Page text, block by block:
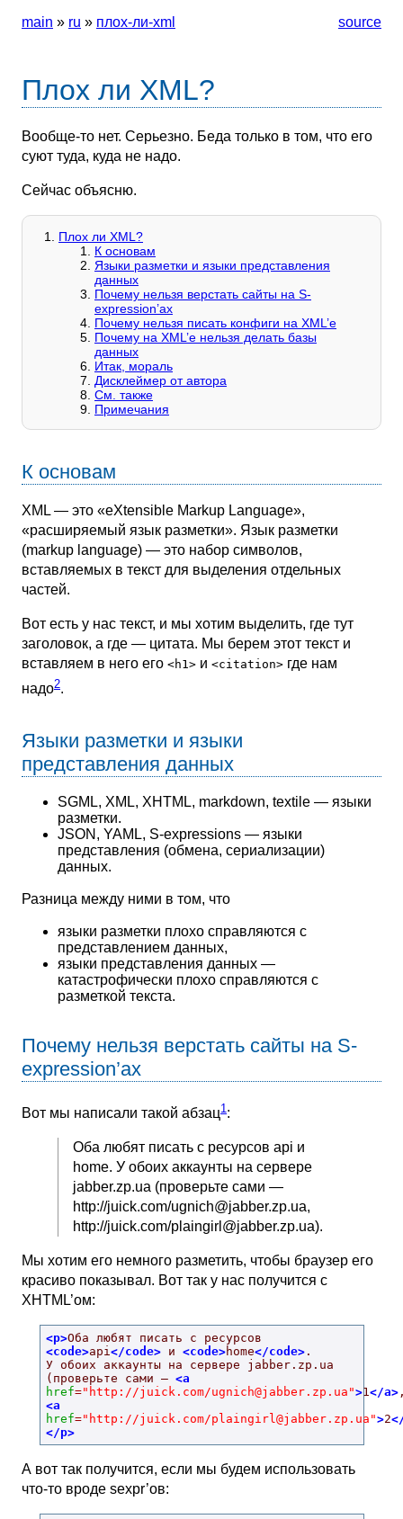
main » ru » плох-ли-xml source
Плох ли XML?
Вообще-то нет. Серьезно. Беда только в том, что его
суют туда, куда не надо.
Сейчас объясню.
Плох ли XML?
К основам
Языки разметки и языки представления
данных
Почему нельзя верстать сайты на S-
expression’ах
Почему нельзя писать конфиги на XML’е
Почему на XML’е нельзя делать базы
данных
Итак, мораль
Дисклеймер от автора
См. также
Примечания
К основам
XML — это «eXtensible Markup Language»,
«расширяемый язык разметки». Язык разметки
(markup language) — это набор символов,
вставляемых в текст для выделения отдельных
частей.
Вот есть у нас текст, и мы хотим выделить, где тут
заголовок, а где — цитата. Мы берем этот текст и
вставляем в него его <h1> и <citation> где нам
надо2.
Языки разметки и языки
представления данных
SGML, XML, XHTML, markdown, textile — языки
разметки.
JSON, YAML, S-expressions — языки
представления (обмена, сериализации)
данных.
Разница между ними в том, что
языки разметки плохо справляются с
представлением данных,
языки представления данных —
катастрофически плохо справляются с
разметкой текста.
Почему нельзя верстать сайты на S-
expression’ах
Вот мы написали такой абзац1:
Оба любят писать с ресурсов api и
home. У обоих аккаунты на сервере
jabber.zp.ua (проверьте сами —
http://juick.com/ugnich@jabber.zp.ua,
http://juick.com/plaingirl@jabber.zp.ua).
Мы хотим его немного разметить, чтобы браузер его
красиво показывал. Вот так у нас получится с
XHTML’ом:
<p>
<code>api</code> и <code>home</code>.
У обоих аккаунты на сервере jabber.zp.ua
(проверьте сами — <a
href="http://juick.com/ugnich@jabber.zp.ua ">1</a>
<a
href="http://juick.com/plaingirl@jabber.zp.ua ">2
</p>
А вот так получится, если мы будем использовать
что-то вроде sexpr’ов: